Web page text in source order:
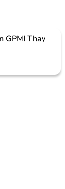
GPMI Thay